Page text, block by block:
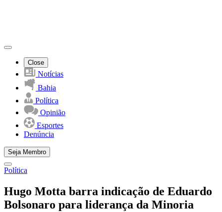
Close
Notícias
Bahia
Política
Opinião
Esportes
Denúncia
Seja Membro
Política
Hugo Motta barra indicação de Eduardo
Bolsonaro para liderança da Minoria